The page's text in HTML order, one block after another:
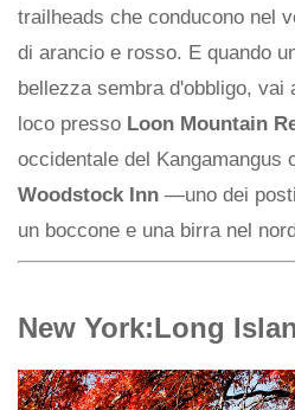
trailheads che conducono nel
di arancio e rosso. E quando
bellezza sembra d'obbligo, vai
loco presso Loon Mountain
occidentale del Kangamangus
Woodstock Inn —uno dei
un boccone e una birra nel
New York:Long